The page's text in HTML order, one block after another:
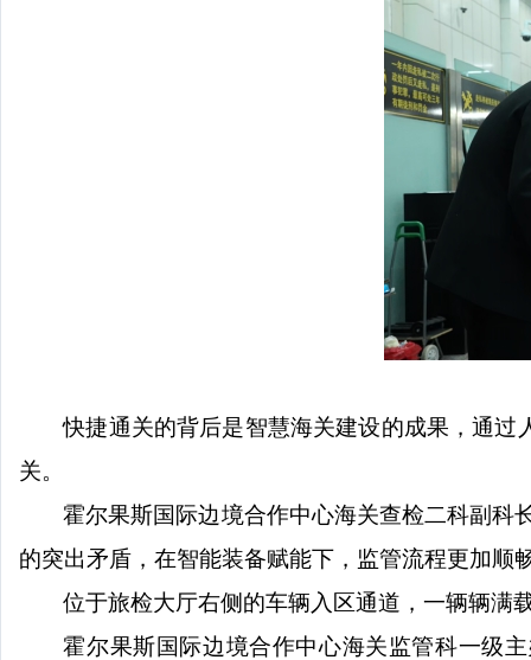
快捷通关的背后是智慧海关建设的成果，通
关。
霍尔果斯国际边境合作中心海关查检二科副科
的突出矛盾，在智能装备赋能下，监管流程更加顺
位于旅检大厅右侧的车辆入区通道，一辆辆满
霍尔果斯国际边境合作中心海关监管科一级